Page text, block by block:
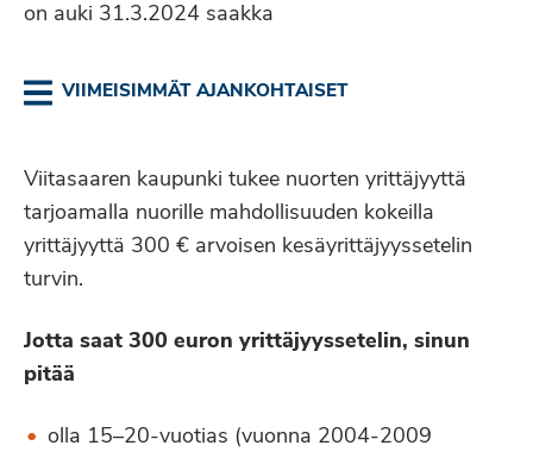
on auki 31.3.2024 saakka
VIIMEISIMMÄT AJANKOHTAISET
Viitasaaren kaupunki tukee nuorten yrittäjyyttä
tarjoamalla nuorille mahdollisuuden kokeilla
yrittäjyyttä 300 € arvoisen kesäyrittäjyyssetelin
turvin.
Jotta saat 300 euron yrittäjyyssetelin, sinun
pitää
olla 15–20-vuotias (vuonna 2004-2009